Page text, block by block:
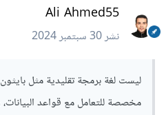
Ali Ahmed55
نشر30 سبتمبر 2024
ليست لغة برمجة تقليدية مثل
مخصصة للتعامل مع قواعد البيانات،